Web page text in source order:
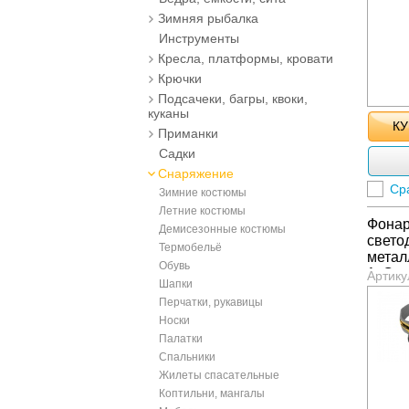
Зимняя рыбалка
Инструменты
Кресла, платформы, кровати
Крючки
Подсачеки, багры, квоки,
куканы
Приманки
Садки
Снаряжение
Зимние костюмы
Летние костюмы
Демисезонные костюмы
Термобельё
Обувь
Шапки
Перчатки, рукавицы
Носки
Палатки
Спальники
Жилеты спасательные
Коптильни, мангалы